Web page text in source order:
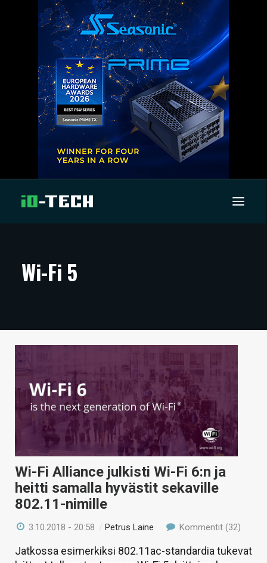
ARTIKKELIT
TECHBBS
TIETOA
HINTA.FI
KAUPPA
VAIHDA TEEMA
HAKU
Wi-Fi 5
Wi-Fi Alliance julkisti Wi-Fi 6:n ja
heitti samalla hyvästit sekaville
802.11-nimille
3.10.2018 - 20:58 /Petrus Laine Kommentit (32)
Jatkossa esimerkiksi 802.11ac-standardia tukevat